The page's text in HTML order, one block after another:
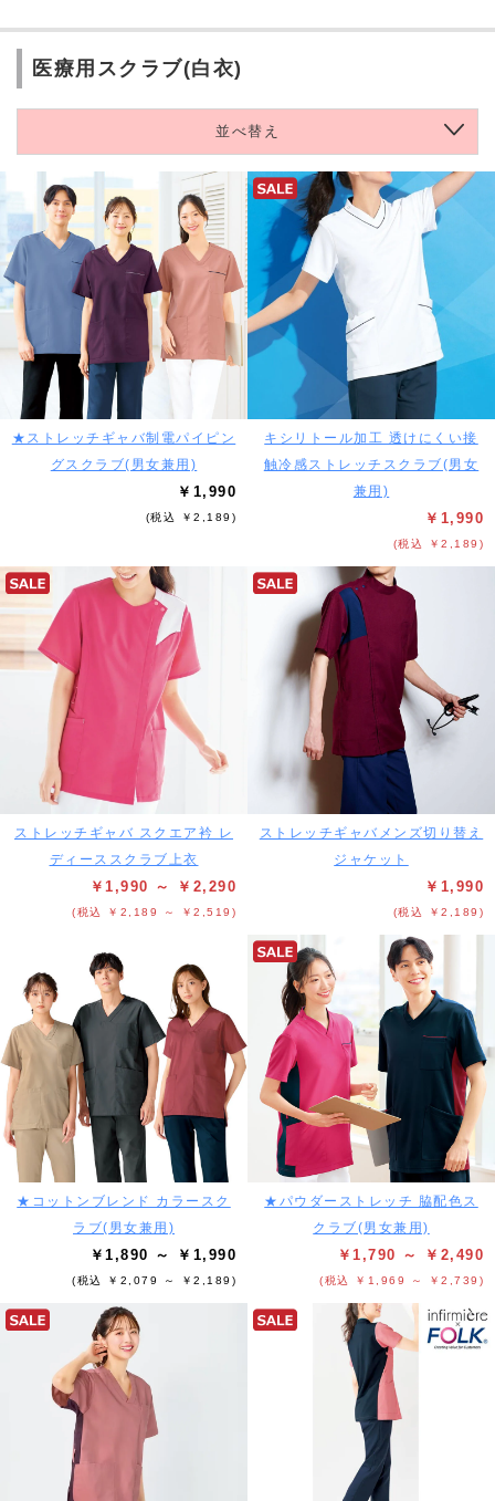
医療用スクラブ(白衣)
並べ替え
★ストレッチギャバ制電パイピン
グスクラブ(男女兼用)
￥1,990
(税込 ￥2,189)
キシリトール加工 透けにくい接
触冷感ストレッチスクラブ(男女
兼用)
￥1,990
(税込 ￥2,189)
ストレッチギャバ スクエア衿 レ
ディーススクラブ上衣
￥1,990 ～ ￥2,290
(税込 ￥2,189 ～ ￥2,519)
ストレッチギャバメンズ切り替え
ジャケット
￥1,990
(税込 ￥2,189)
★コットンブレンド カラースク
ラブ(男女兼用)
￥1,890 ～ ￥1,990
(税込 ￥2,079 ～ ￥2,189)
★パウダーストレッチ 脇配色ス
クラブ(男女兼用)
￥1,790 ～ ￥2,490
(税込 ￥1,969 ～ ￥2,739)